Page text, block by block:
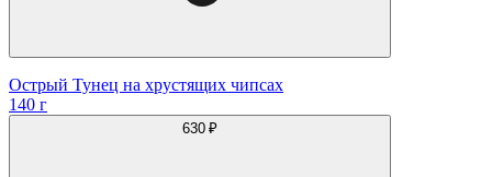
Острый Тунец на хрустящих чипсах
140 г
630 ₽